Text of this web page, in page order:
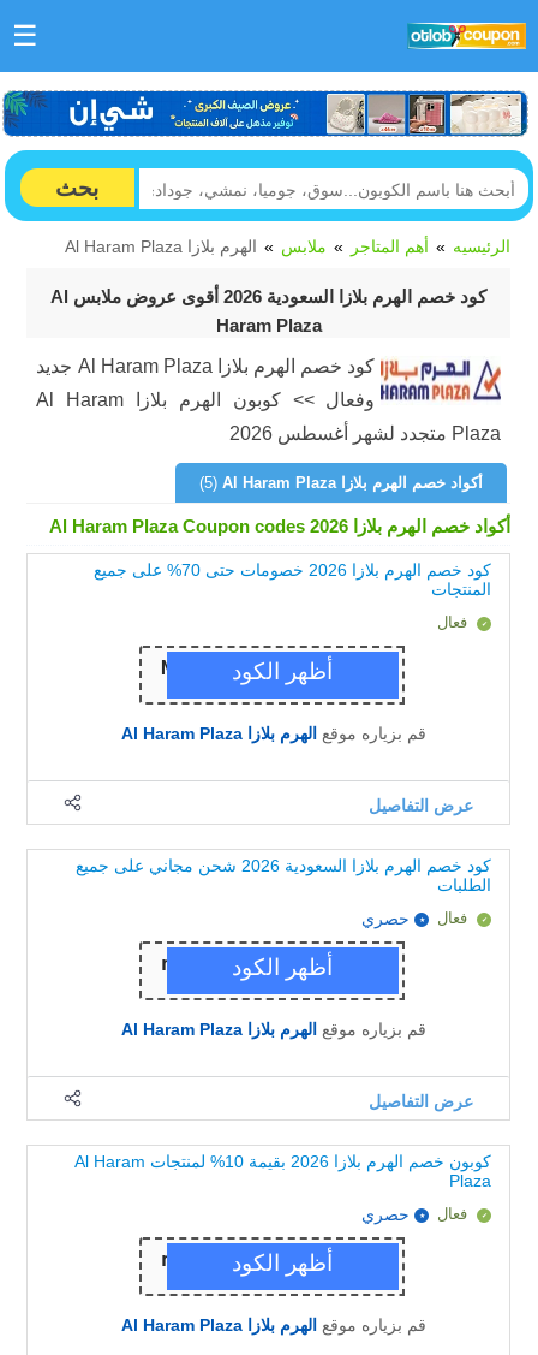
☰
بحث
الرئيسيه أهم المتاجر ملابس الهرم بلازا Al Haram Plaza
كود خصم الهرم بلازا السعودية 2026 أقوى عروض ملابس Al
Haram Plaza
كود خصم الهرم بلازا Al Haram Plaza جديد
وفعال >> كوبون الهرم بلازا Al Haram
Plaza متجدد لشهر أغسطس 2026
أكواد خصم الهرم بلازا Al Haram Plaza (5)
أكواد خصم الهرم بلازا Al Haram Plaza Coupon codes 2026
كود خصم الهرم بلازا 2026 خصومات حتى 70% على جميع
المنتجات
فعال
قم بزياره موقع الهرم بلازا Al Haram Plaza
عرض التفاصيل
كود خصم الهرم بلازا السعودية 2026 شحن مجاني على جميع
الطلبات
فعال حصري
قم بزياره موقع الهرم بلازا Al Haram Plaza
عرض التفاصيل
كوبون خصم الهرم بلازا 2026 بقيمة 10% لمنتجات Al Haram
Plaza
فعال حصري
قم بزياره موقع الهرم بلازا Al Haram Plaza